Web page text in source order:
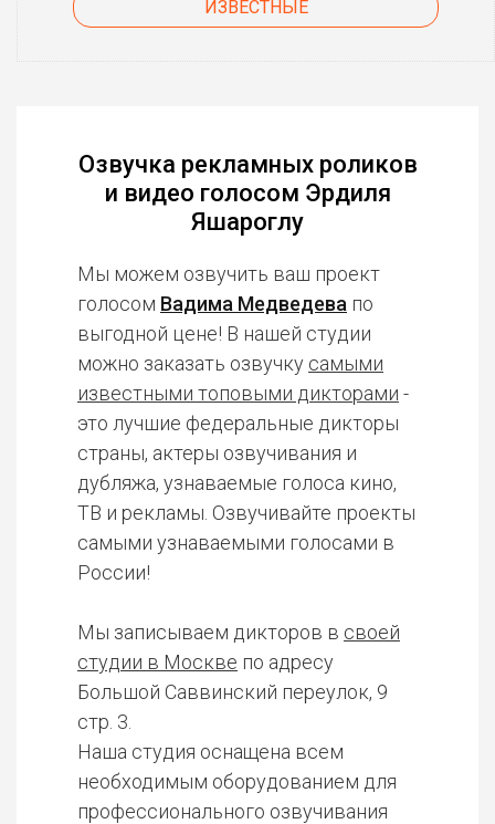
ИЗВЕСТНЫЕ
Озвучка рекламных роликов
и видео голосом Эрдиля
Яшароглу
Мы можем озвучить ваш проект
голосом Вадима Медведева по
выгодной цене! В нашей студии
можно заказать озвучку самыми
известными топовыми дикторами -
это лучшие федеральные дикторы
страны, актеры озвучивания и
дубляжа, узнаваемые голоса кино,
ТВ и рекламы. Озвучивайте проекты
самыми узнаваемыми голосами в
России!
Мы записываем дикторов в своей
студии в Москве по адресу
Большой Саввинский переулок, 9
стр. 3.
Наша студия оснащена всем
необходимым оборудованием для
профессионального озвучивания